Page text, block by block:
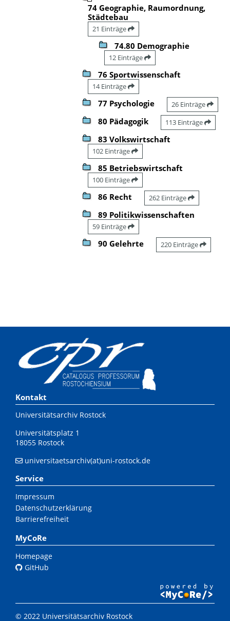
74 Geographie, Raumordnung,
Städtebau
21 Einträge
74.80 Demographie
12 Einträge
76 Sportwissenschaft
14 Einträge
77 Psychologie 26 Einträge
80 Pädagogik 113 Einträge
83 Volkswirtschaft
102 Einträge
85 Betriebswirtschaft
100 Einträge
86 Recht 262 Einträge
89 Politikwissenschaften
59 Einträge
90 Gelehrte 220 Einträge
Kontakt
Universitätsarchiv Rostock
Universitätsplatz 1
18055 Rostock
universitaetsarchiv(at)uni-rostock.de
Service
Impressum
Datenschutzerklärung
Barrierefreiheit
MyCoRe
Homepage
GitHub
© 2022 Universitätsarchiv Rostock